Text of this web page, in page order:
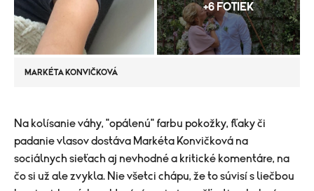
+6 FOTIEK
MARKÉTA KONVIČKOVÁ
​Na kolísanie váhy, "opálenú" farbu pokožky, fľaky či
padanie vlasov dostáva Markéta Konvičková na
sociálnych sieťach aj nevhodné a kritické komentáre, na
čo si už ale zvykla. Nie všetci chápu, že to súvisí s liečbou